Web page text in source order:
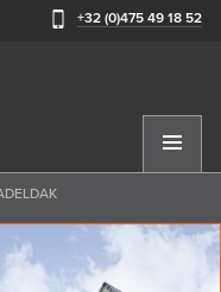
+32 (0)475 49 18 52